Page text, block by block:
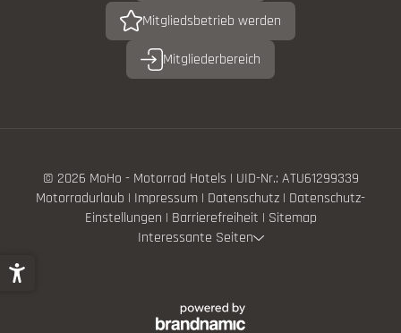
Mitgliedsbetrieb werden
Mitgliederbereich
© 2026 MoHo - Motorrad Hotels | UID-Nr.: ATU61299339
Motorradurlaub | Impressum | Datenschutz | Datenschutz-
Einstellungen | Barrierefreiheit | Sitemap
Interessante Seiten